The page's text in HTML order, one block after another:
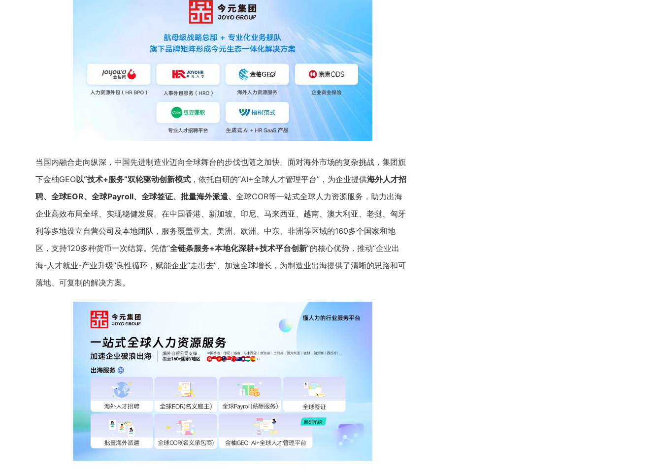
当国内融合走向纵深，中国先进制造业迈向全球舞台的步伐也随之加快。面对海外市场的复杂挑战，集团旗
下金柚GEO以“技术+服务”双轮驱动创新模式 ，依托自研的“AI+全球人才管理平台”，为企业提供海外人才招
聘、全球EOR、全球Payroll、全球签证、批量海外派遣、 全球COR等一站式全球人力资源服务，助力出海
企业高效布局全球、实现稳健发展。在中国香港、新加坡、印尼、马来西亚、越南、澳大利亚、老挝、匈牙
利等多地设立自营公司及本地团队，服务覆盖亚太、美洲、欧洲、中东、非洲等区域的160多个国家和地
区，支持120多种货币一次结算。凭借“全链条服务+本地化深耕+技术平台创新”的核心优势，推动“企业出
海-人才就业-产业升级”良性循环，赋能企业“走出去”、加速全球增长，为制造业出海提供了清晰的思路和可
落地、可复制的解决方案。